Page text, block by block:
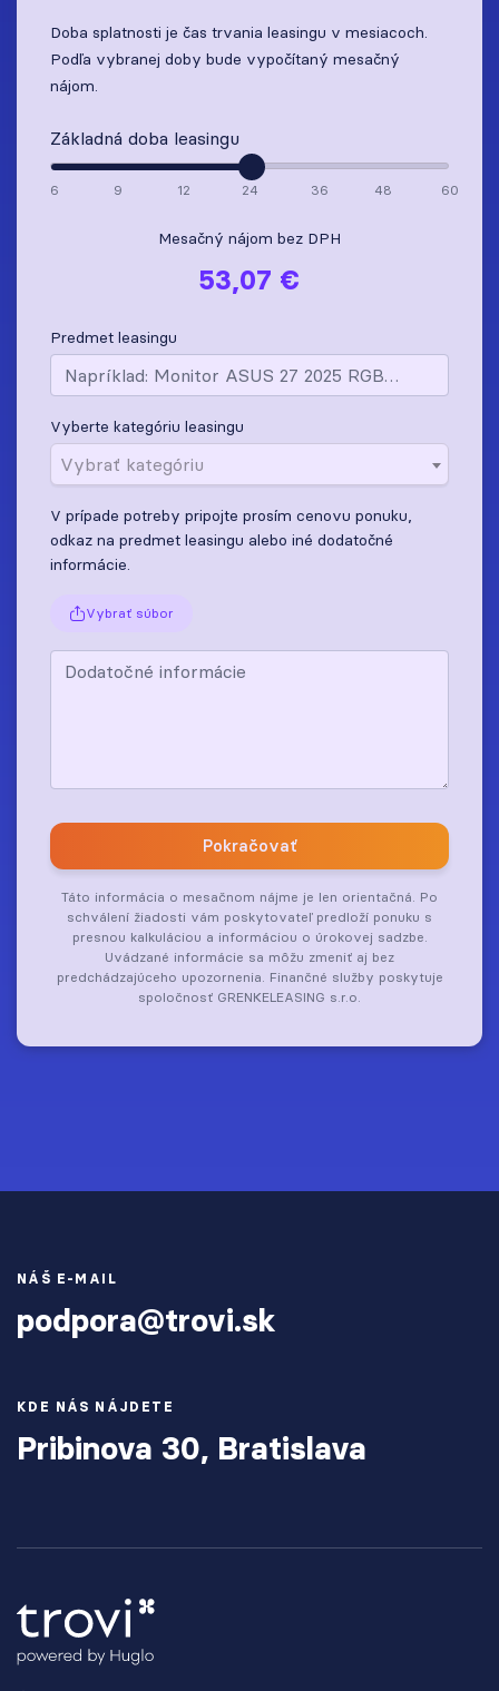
Doba splatnosti je čas trvania leasingu v mesiacoch.
Podľa vybranej doby bude vypočítaný mesačný
nájom.
Základná doba leasingu
6 9 12 24 36 48 60
Mesačný nájom bez DPH
53,07 €
Predmet leasingu
Vyberte kategóriu leasingu
Vybrať kategóriu
V prípade potreby pripojte prosím cenovu ponuku,
odkaz na predmet leasingu alebo iné dodatočné
informácie.
Vybrať súbor
Pokračovať
Táto informácia o mesačnom nájme je len orientačná. Po
schválení žiadosti vám poskytovateľ predloží ponuku s
presnou kalkuláciou a informáciou o úrokovej sadzbe.
Uvádzané informácie sa môžu zmeniť aj bez
predchádzajúceho upozornenia. Finančné služby poskytuje
spoločnosť GRENKELEASING s.r.o.
NÁŠ E-MAIL
podpora@trovi.sk
KDE NÁS NÁJDETE
Pribinova 30, Bratislava